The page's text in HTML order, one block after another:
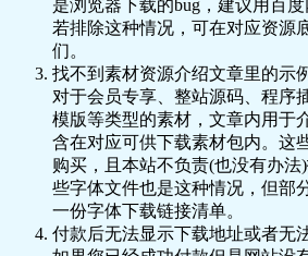
（产品+店铺层级）_ev.mp4
🎥 13_3搜索排名规则–店
🎥 14_4搜索排名规则—买
_ev.mp4
🎥 14_4搜索排名规则—买
_ev.mp4
🎥 15_5搜索排名规则—千
_ev.mp4
🎥 15_5搜索排名规则—千
_ev.mp4
🎥 16_6搜索排名规则—搜
是浏览器下载的bug，建议用百度
若排除这种情况，可在对应资源
们。
找不到素材资源介绍文章里的示
对于会员专享、整站源码、程序
模版等类型的素材，文章内用于
含在对应可供下载素材包内。这
购买，且本站不负责(也没有办法
些字体文件也是这种情况，但部
一份字体下载链接清单。
付款后无法显示下载地址或者无